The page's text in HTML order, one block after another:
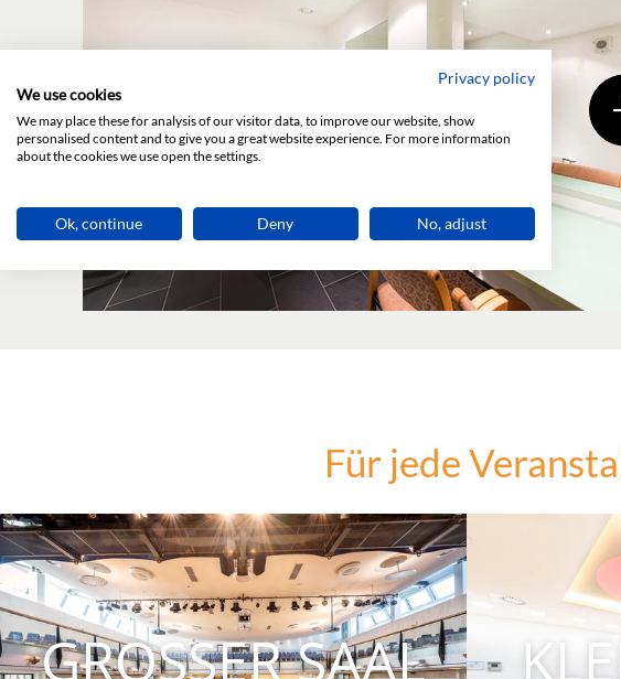
Für jede
GROSSER SAAL
Privacy policy
We use cookies
We may place these for analysis of our visitor data, to improve our website, show
personalised content and to give you a great website experience. For more information
about the cookies we use open the settings.
Ok, continue Deny No, adjust